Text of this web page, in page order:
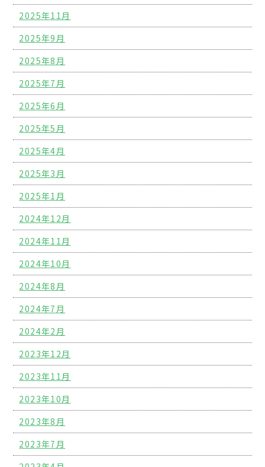
2025年11月
2025年9月
2025年8月
2025年7月
2025年6月
2025年5月
2025年4月
2025年3月
2025年1月
2024年12月
2024年11月
2024年10月
2024年8月
2024年7月
2024年2月
2023年12月
2023年11月
2023年10月
2023年8月
2023年7月